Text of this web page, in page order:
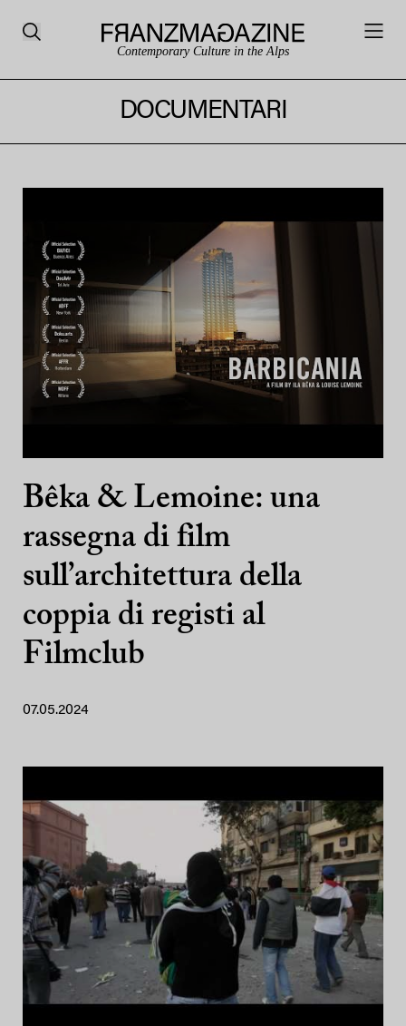
Contemporary Culture in the Alps
DOCUMENTARI
Bêka & Lemoine: una
rassegna di film
sull’architettura della
coppia di registi al
Filmclub
07.05.2024